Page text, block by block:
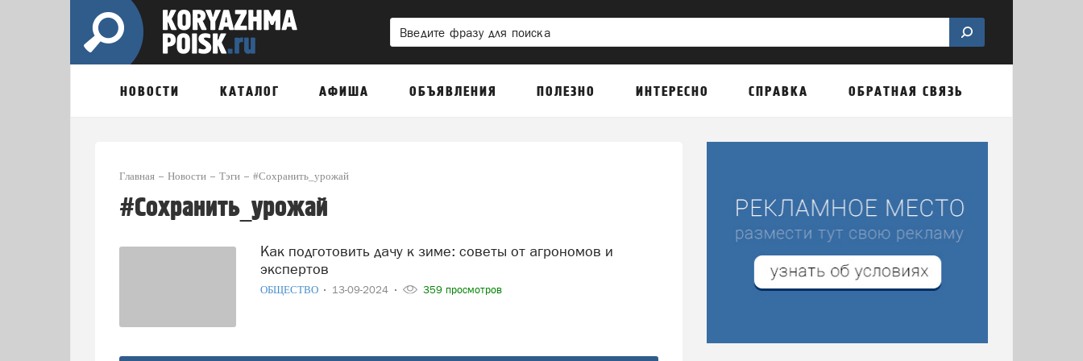
НОВОСТИ КАТАЛОГ АФИША ОБЪЯВЛЕНИЯ ПОЛЕЗНО ИНТЕРЕСНО СПРАВКА ОБРАТНАЯ СВЯЗЬ
Главная Новости Тэги #Сохранить_урожай
#Сохранить_урожай
Как подготовить дачу к зиме: советы от агрономов и
экспертов
ОБЩЕСТВО 13-09-2024 359 просмотров